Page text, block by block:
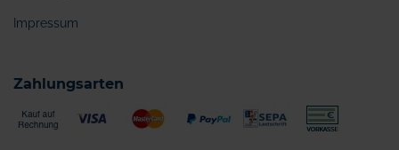
Impressum
Zahlungsarten